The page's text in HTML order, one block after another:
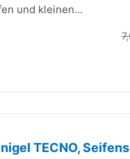
und kleinen...
TECNO,